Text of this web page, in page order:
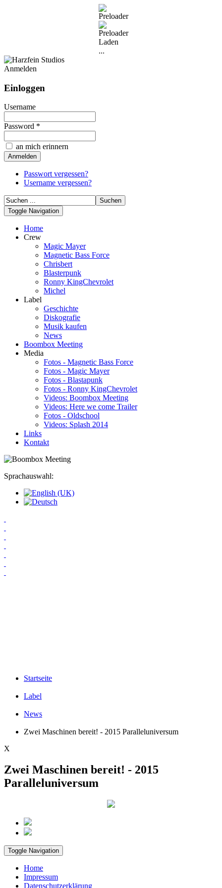
Laden
...
Anmelden
Einloggen
Username
Password *
an mich erinnern
Passwort vergessen?
Username vergessen?
Toggle Navigation
Home
Crew
Magic Mayer
Magnetic Bass Force
Chrisbert
Blasterpunk
Ronny KingChevrolet
Michel
Label
Geschichte
Diskografie
Musik kaufen
News
Boombox Meeting
Media
Fotos - Magnetic Bass Force
Fotos - Magic Mayer
Fotos - Blastapunk
Fotos - Ronny KingChevrolet
Videos: Boombox Meeting
Videos: Here we come Trailer
Fotos - Oldschool
Videos: Splash 2014
Links
Kontakt
Sprachauswahl:
Startseite
Label
News
Zwei Maschinen bereit! - 2015 Paralleluniversum
X
Zwei Maschinen bereit! - 2015
Paralleluniversum
Toggle Navigation
Home
Impressum
Datenschutzerklärung